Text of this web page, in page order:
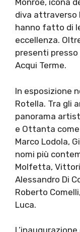
Monroe, icona
diva attraverso
hanno fatto di
eccellenza.
presenti presso
Acqui Terme.
In esposizione
Rotella. Tra gli
panorama
e Ottanta come
Marco Lodola,
nomi più
Molfetta,
Alessandro Di
Roberto
Luca.